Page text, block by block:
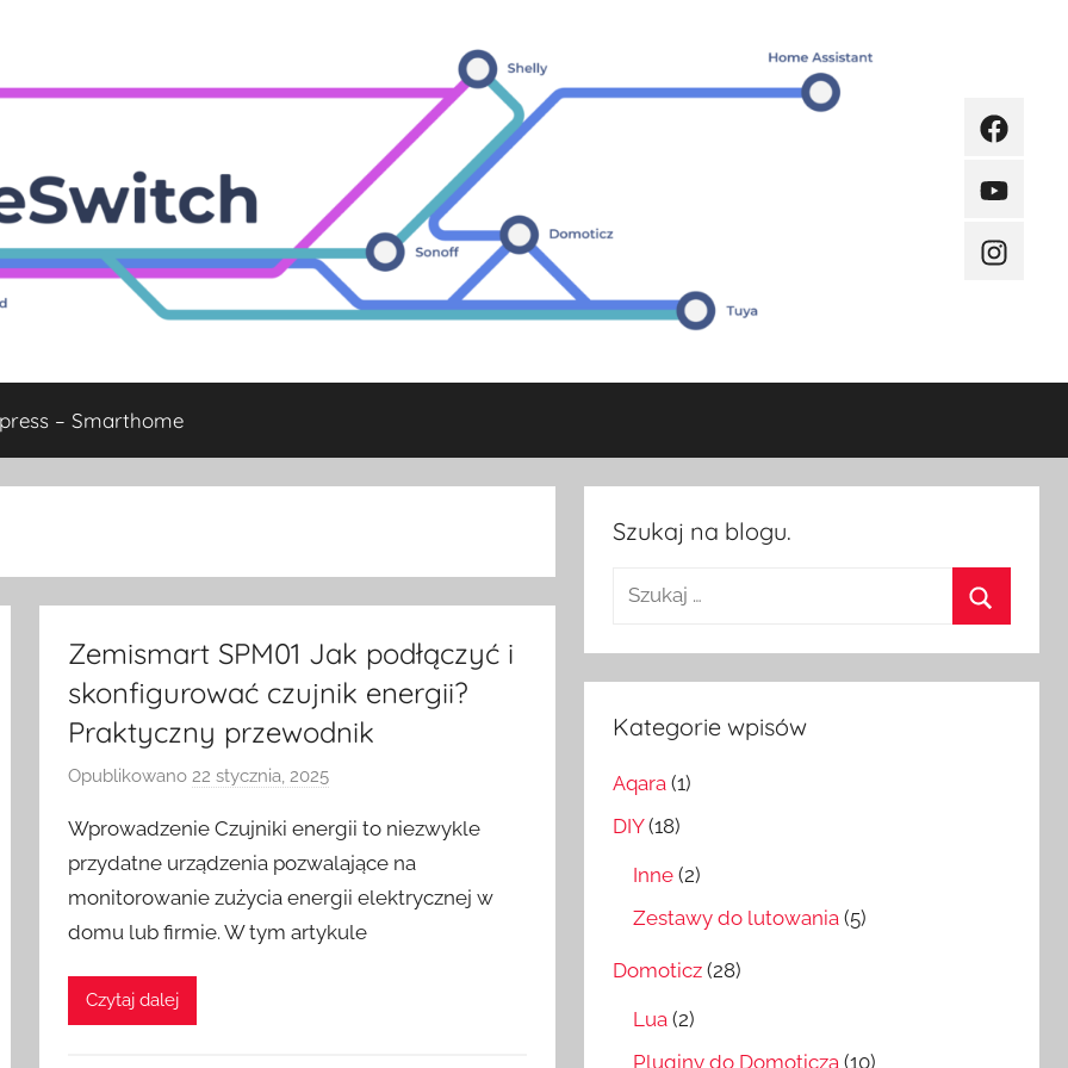
Facebook
Youtube
– Smarthome
Zemismart SPM01 Jak podłączyć i
skonfigurować czujnik energii?
Praktyczny przewodnik
Opublikowano22 stycznia, 2025
z
e
z
H
Wprowadzenie Czujniki energii to niezwykle
przydatne urządzenia pozwalające na
monitorowanie zużycia energii elektrycznej w
domu lub firmie. W tym artykule
Czytaj dalej
Szukaj na blogu.
Szukaj:
Kategorie wpisów
Aqara (1)
DIY(18)
Inne (2)
Zestawy do lutowania (5)
Domoticz (28)
Lua (2)
Pluginy do Domoticza (10)